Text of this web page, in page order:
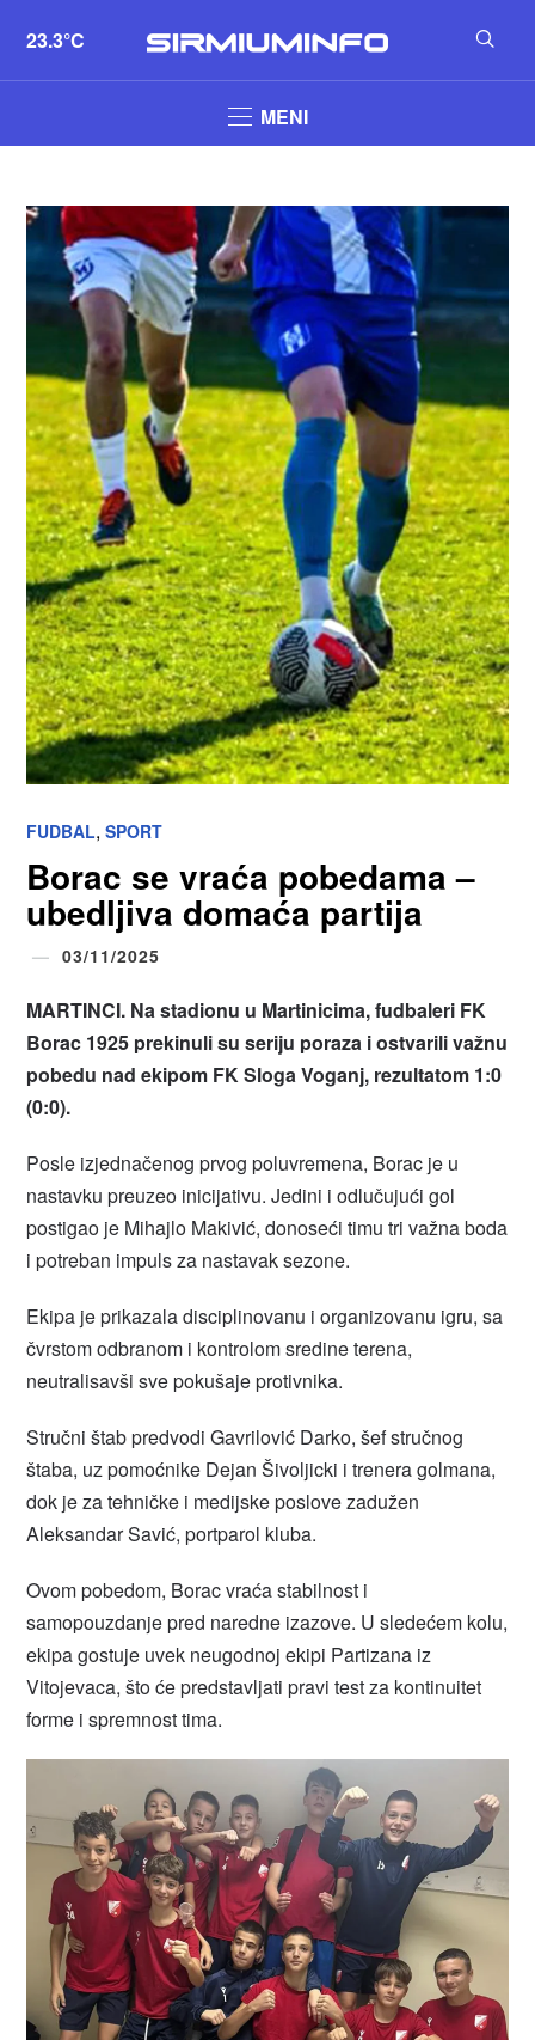
23.3°C
MENI
FUDBAL,SPORT
Borac se vraća pobedama –
ubedljiva domaća partija
03/11/2025
MARTINCI. Na stadionu u Martinicima, fudbaleri FK
Borac 1925 prekinuli su seriju poraza i ostvarili važnu
pobedu nad ekipom FK Sloga Voganj, rezultatom 1:0
(0:0).
Posle izjednačenog prvog poluvremena, Borac je u
nastavku preuzeo inicijativu. Jedini i odlučujući gol
postigao je Mihajlo Makivić, donoseći timu tri važna boda
i potreban impuls za nastavak sezone.
Ekipa je prikazala disciplinovanu i organizovanu igru, sa
čvrstom odbranom i kontrolom sredine terena,
neutralisavši sve pokušaje protivnika.
Stručni štab predvodi Gavrilović Darko, šef stručnog
štaba, uz pomoćnike Dejan Šivoljicki i trenera golmana,
dok je za tehničke i medijske poslove zadužen
Aleksandar Savić, portparol kluba.
Ovom pobedom, Borac vraća stabilnost i
samopouzdanje pred naredne izazove. U sledećem kolu,
ekipa gostuje uvek neugodnoj ekipi Partizana iz
Vitojevaca, što će predstavljati pravi test za kontinuitet
forme i spremnost tima.